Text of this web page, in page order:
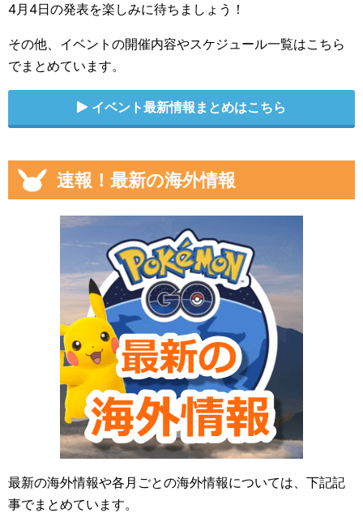
4月4日の発表を楽しみに待ちましょう！
その他、イベントの開催内容やスケジュール一覧はこちら
でまとめています。
イベント最新情報まとめはこちら
速報！最新の海外情報
最新の海外情報や各月ごとの海外情報については、下記記
事でまとめています。